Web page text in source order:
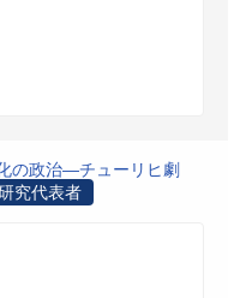
の政治―チューリヒ劇
究代表者